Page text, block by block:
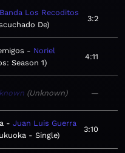
Banda Los Recoditos
De
3:2
Noriel
Season 1
4:11
Unknown —
Juan Luis Guerra
- Single
3:10